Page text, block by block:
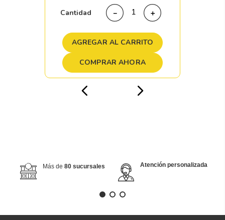
Cantidad ＋
－
AGREGAR AL CARRITO
COMPRAR AHORA
Más de 80 sucursales Atención personalizada